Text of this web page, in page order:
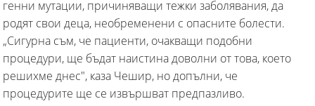
генни мутации, причиняващи тежки заболявания, да
родят свои деца, необременени с опасните болести.
„Сигурна съм, че пациенти, очакващи подобни
процедури, ще бъдат наистина доволни от това, което
решихме днес", каза Чешир, но допълни, че
процедурите ще се извършват предпазливо.